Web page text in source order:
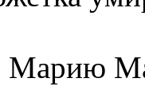
Марию